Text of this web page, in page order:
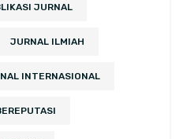
JURNAL
JURNAL ILMIAH
INTERNASIONAL